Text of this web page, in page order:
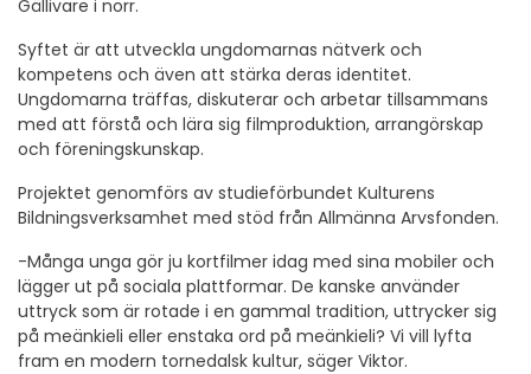
Gällivare i norr.
Syftet är att utveckla ungdomarnas nätverk och
kompetens och även att stärka deras identitet.
Ungdomarna träffas, diskuterar och arbetar tillsammans
med att förstå och lära sig filmproduktion, arrangörskap
och föreningskunskap.
Projektet genomförs av studieförbundet Kulturens
Bildningsverksamhet med stöd från Allmänna Arvsfonden.
-Många unga gör ju kortfilmer idag med sina mobiler och
lägger ut på sociala plattformar. De kanske använder
uttryck som är rotade i en gammal tradition, uttrycker sig
på meänkieli eller enstaka ord på meänkieli? Vi vill lyfta
fram en modern tornedalsk kultur, säger Viktor.